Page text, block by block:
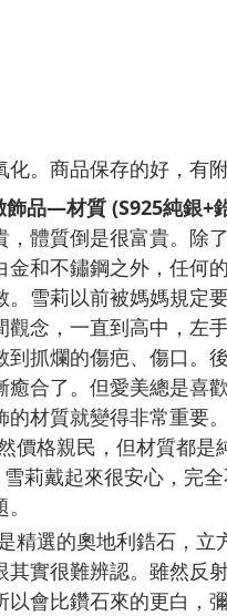
。商品保存的好，有
品—材質 (S925純銀+
，體質倒是很富貴。除
金和不鏽鋼之外，任何
。雪莉以前被媽媽規定
觀念，一直到高中，左
到抓爛的傷疤、傷口。
癒合了。但愛美總是喜
材質就變得非常重要。
價格親民，但材質都是
莉戴起來很安心，完
精選的奧地利鋯石，立
其實很難辨認。雖然反
以會比鑽石來的更白，